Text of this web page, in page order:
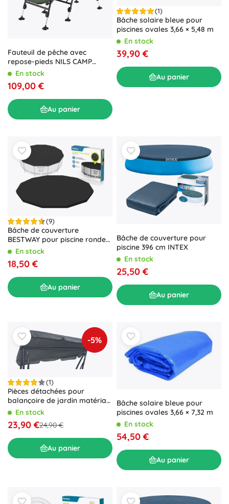
Fauteuil de pêche avec
repose-pieds NILS CAMP
NC1802
En stock
109,00 €
Au panier
(1)
Bâche solaire bleue pour
piscines ovales 3,66 × 5,48 m
En stock
39,90 €
Au panier
(9)
Bâche de couverture
BESTWAY pour piscine ronde
366 cm
En stock
18,50 €
Au panier
Bâche de couverture pour
piscine 396 cm INTEX
En stock
25,50 €
Au panier
-5%
(1)
Pièces détachées pour
balançoire de jardin matériau
pour auvent gris
En stock
23,90 €24,90 €
Au panier
Bâche solaire bleue pour
piscines ovales 3,66 × 7,32 m
En stock
54,50 €
Au panier